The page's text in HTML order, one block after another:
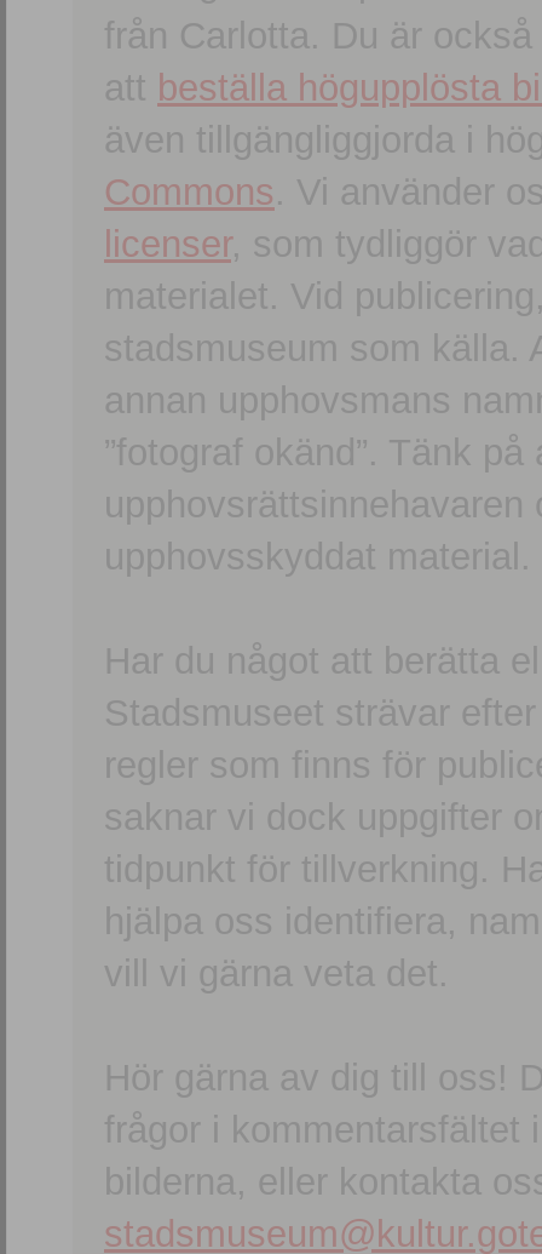
från Carlotta. Du är
att beställa högupplösta
även tillgängliggjorda i
Commons. Vi använder
licenser, som tydliggör
materialet. Vid
stadsmuseum som källa.
annan upphovsmans
”fotograf okänd”. Tänk
upphovsskyddat material.
Har du något att berätta
Stadsmuseet strävar
regler som finns för
saknar vi dock uppgifter
tidpunkt för tillverkning.
hjälpa oss identifiera,
vill vi gärna veta det.
Hör gärna av dig till oss!
frågor i kommentarsfältet
bilderna, eller kontakta